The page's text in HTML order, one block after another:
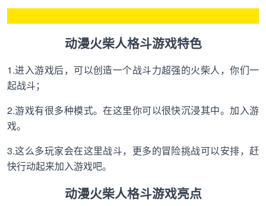
动漫火柴人格斗游戏特色
1.进入游戏后，可以创造一个战斗力超强的火柴人，你们一
起战斗；
2.游戏有很多种模式。在这里你可以很快沉浸其中。加入游
戏。
3.这么多玩家会在这里战斗，更多的冒险挑战可以安排，赶
快行动起来加入游戏吧。
动漫火柴人格斗游戏亮点